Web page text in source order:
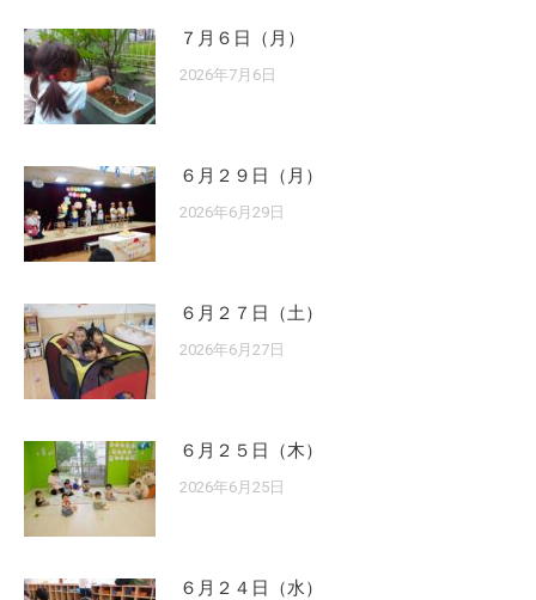
７月６日（月）
2026年7月6日
６月２９日（月）
2026年6月29日
６月２７日（土）
2026年6月27日
６月２５日（木）
2026年6月25日
６月２４日（水）